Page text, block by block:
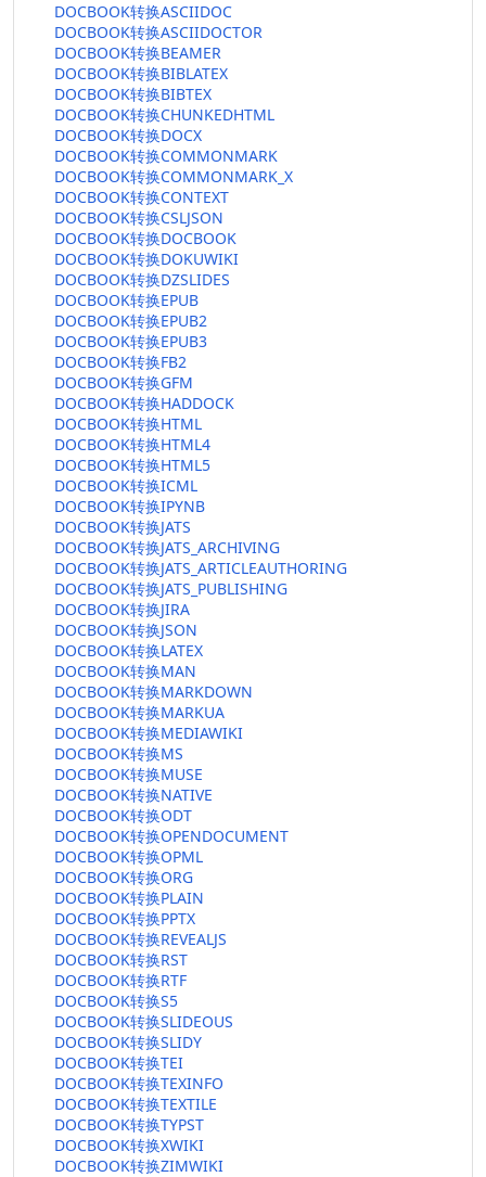
DOCBOOK转换ASCIIDOC
DOCBOOK转换ASCIIDOCTOR
DOCBOOK转换BEAMER
DOCBOOK转换BIBLATEX
DOCBOOK转换BIBTEX
DOCBOOK转换CHUNKEDHTML
DOCBOOK转换DOCX
DOCBOOK转换COMMONMARK
DOCBOOK转换COMMONMARK_X
DOCBOOK转换CONTEXT
DOCBOOK转换CSLJSON
DOCBOOK转换DOCBOOK
DOCBOOK转换DOKUWIKI
DOCBOOK转换DZSLIDES
DOCBOOK转换EPUB
DOCBOOK转换EPUB2
DOCBOOK转换EPUB3
DOCBOOK转换FB2
DOCBOOK转换GFM
DOCBOOK转换HADDOCK
DOCBOOK转换HTML
DOCBOOK转换HTML4
DOCBOOK转换HTML5
DOCBOOK转换ICML
DOCBOOK转换IPYNB
DOCBOOK转换JATS
DOCBOOK转换JATS_ARCHIVING
DOCBOOK转换JATS_ARTICLEAUTHORING
DOCBOOK转换JATS_PUBLISHING
DOCBOOK转换JIRA
DOCBOOK转换JSON
DOCBOOK转换LATEX
DOCBOOK转换MAN
DOCBOOK转换MARKDOWN
DOCBOOK转换MARKUA
DOCBOOK转换MEDIAWIKI
DOCBOOK转换MS
DOCBOOK转换MUSE
DOCBOOK转换NATIVE
DOCBOOK转换ODT
DOCBOOK转换OPENDOCUMENT
DOCBOOK转换OPML
DOCBOOK转换ORG
DOCBOOK转换PLAIN
DOCBOOK转换PPTX
DOCBOOK转换REVEALJS
DOCBOOK转换RST
DOCBOOK转换RTF
DOCBOOK转换S5
DOCBOOK转换SLIDEOUS
DOCBOOK转换SLIDY
DOCBOOK转换TEI
DOCBOOK转换TEXINFO
DOCBOOK转换TEXTILE
DOCBOOK转换TYPST
DOCBOOK转换XWIKI
DOCBOOK转换ZIMWIKI